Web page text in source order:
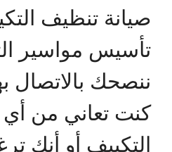
صيانة تنظيف
تأسيس مواسير
ننصحك بالاتصال
كنت تعاني من
التكييف أو أنك